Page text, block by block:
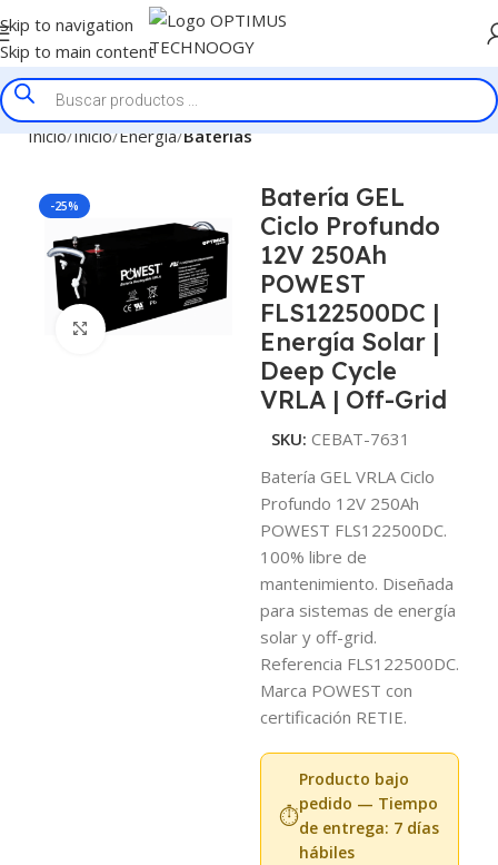
Skip to navigation
Skip to main content
Inicio Inicio Energía Baterías
-25%
Click to enlarge
Batería GEL
Ciclo Profundo
12V 250Ah
POWEST
FLS122500DC |
Energía Solar |
Deep Cycle
VRLA | Off-Grid
SKU: CEBAT-7631
Batería GEL VRLA Ciclo
Profundo 12V 250Ah
POWEST FLS122500DC.
100% libre de
mantenimiento. Diseñada
para sistemas de energía
solar y off-grid.
Referencia FLS122500DC.
Marca POWEST con
certificación RETIE.
⏱️
Producto bajo
pedido — Tiempo
de entrega: 7 días
hábiles